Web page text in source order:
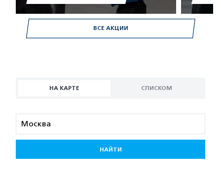
ВСЕ АКЦИИ
НА КАРТЕ СПИСКОМ
НАЙТИ